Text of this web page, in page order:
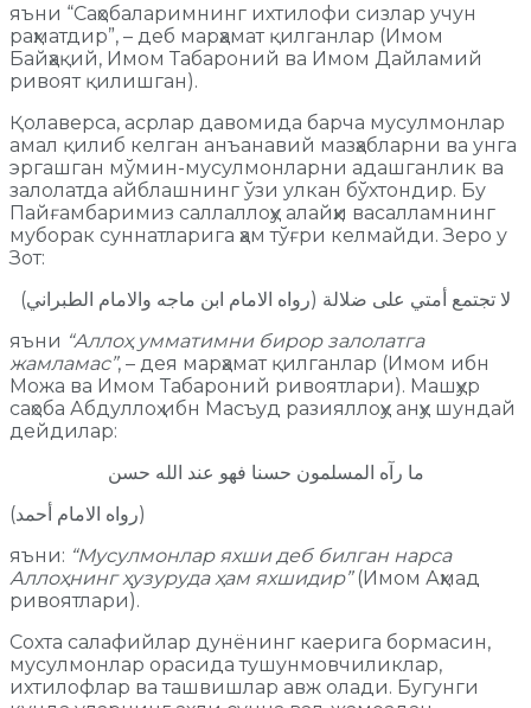
яъни “Саҳобаларимнинг ихтилофи сизлар учун
раҳматдир”, – деб марҳамат қилганлар (Имом
Байҳақий, Имом Табароний ва Имом Дайламий
ривоят қилишган).
Қолаверса, асрлар давомида барча мусулмонлар
амал қилиб келган анъанавий мазҳабларни ва унга
эргашган мўмин-мусулмонларни адашганлик ва
залолатда айблашнинг ўзи улкан бўхтондир. Бу
Пайғамбаримиз саллаллоҳу алайҳи васалламнинг
муборак суннатларига ҳам тўғри келмайди. Зеро у
Зот:
(لا تجتمع أمتي على ضلالة (رواه الامام ابن ماجه والامام الطبراني
яъни “Аллоҳ умматимни бирор залолатга
жамламас”, – дея марҳамат қилганлар (Имом ибн
Можа ва Имом Табароний ривоятлари). Машҳур
саҳоба Абдуллоҳ ибн Масъуд разияллоҳу анҳу шундай
дейдилар:
ما رآه المسلمون حسنا فهو عند الله حسن
(رواه الامام أحمد)
яъни: “Мусулмонлар яхши деб билган нарса
Аллоҳнинг ҳузуруда ҳам яхшидир”(Имом Аҳмад
ривоятлари).
Сохта салафийлар дунёнинг каерига бормасин,
мусулмонлар орасида тушунмовчиликлар,
ихтилофлар ва ташвишлар авж олади. Бугунги